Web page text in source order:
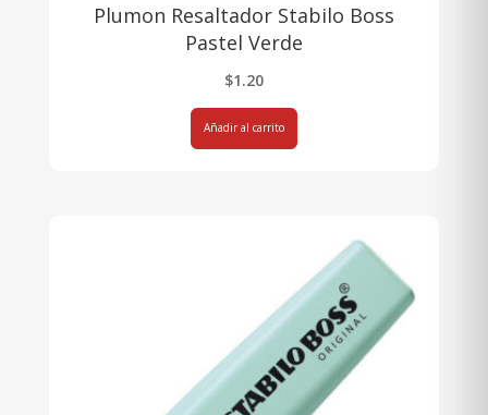
Plumon Resaltador Stabilo Boss
Pastel Verde
$1.20
Añadir al carrito